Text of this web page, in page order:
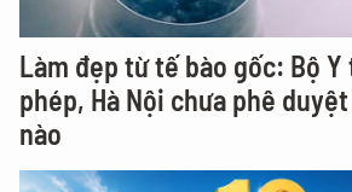
Làm đẹp từ tế bào gốc: Bộ Y
phép, Hà Nội chưa phê
nào